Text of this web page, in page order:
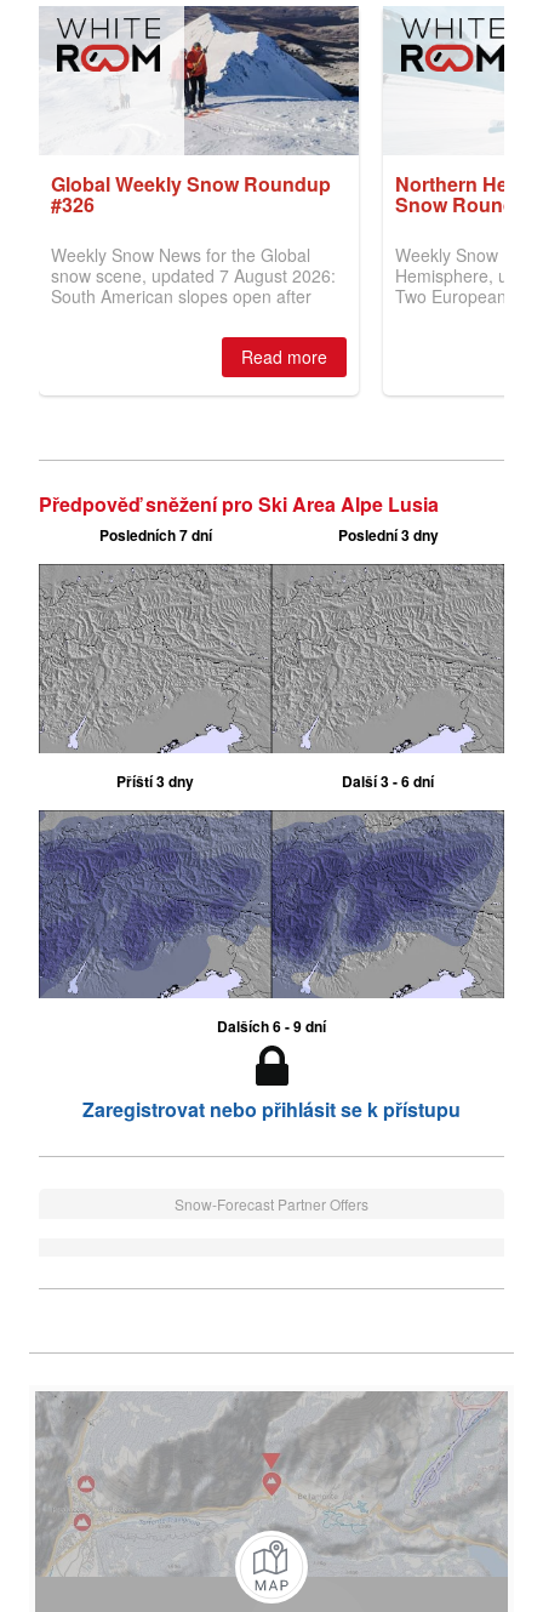
Předpověď sněžení pro Ski Area Alpe Lusia
Posledních 7 dní Poslední 3 dny
Příští 3 dny Další 3 - 6 dní
Dalších 6 - 9 dní
Zaregistrovat nebo přihlásit se k přístupu
Snow-Forecast Partner Offers